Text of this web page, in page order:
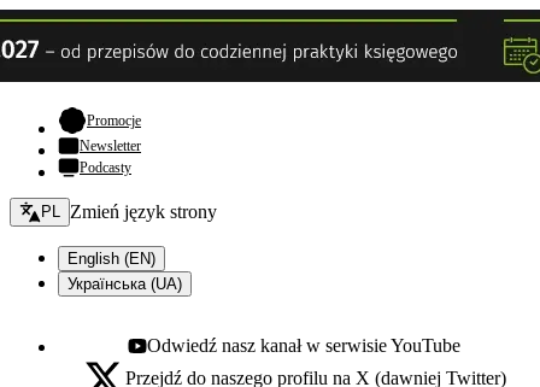
Promocje- otwiera się w nowej karcie
Newsletter
Podcasty
Zmień język - bieżący:
PL Zmień język strony
English (EN)
Українська (UA)
Youtube - otwiera się w nowej karcie
Odwiedź nasz kanał w serwisie YouTube
Przejdź do naszego profilu na X (dawniej Twitter)